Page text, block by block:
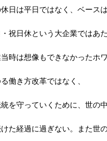
日は平日ではなく、ベースは
祝日休という大企業ではあ
時は想像もできなかったホ
働き方改革ではなく、
を守っていくために、世の
た経過に過ぎない。また世